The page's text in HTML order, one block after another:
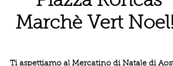
Marchè Vert
Ti aspettiamo al Mercatino di Natale di